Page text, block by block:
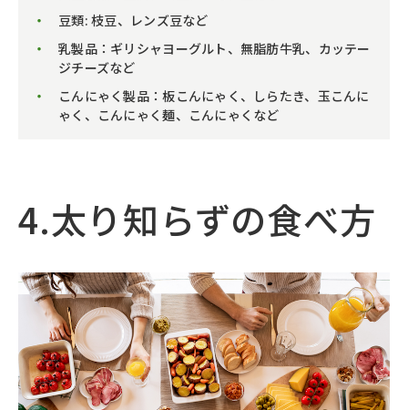
豆類: 枝豆、レンズ豆など
乳製品：ギリシャヨーグルト、無脂肪牛乳、カッテー
ジチーズなど
こんにゃく製品：板こんにゃく、しらたき、玉こんに
ゃく、こんにゃく麺、こんにゃくなど
4.太り知らずの食べ方